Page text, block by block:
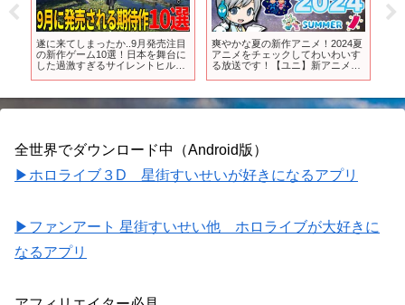
【全話無料】話題の新作アニメが
期間限定 全話無料配信中！
ヴィクトリア朝様式の街並みが広
がるオープンワールド探偵アドベ
ンチャー『白銀の城』をご紹介！
全世界でダウンロード中（Android版）
▶ホロライブ３D 星街すいせいが好きになるアプリ
▶ファンアート 星街すいせい他 ホロライブが大好きに
なるアプリ